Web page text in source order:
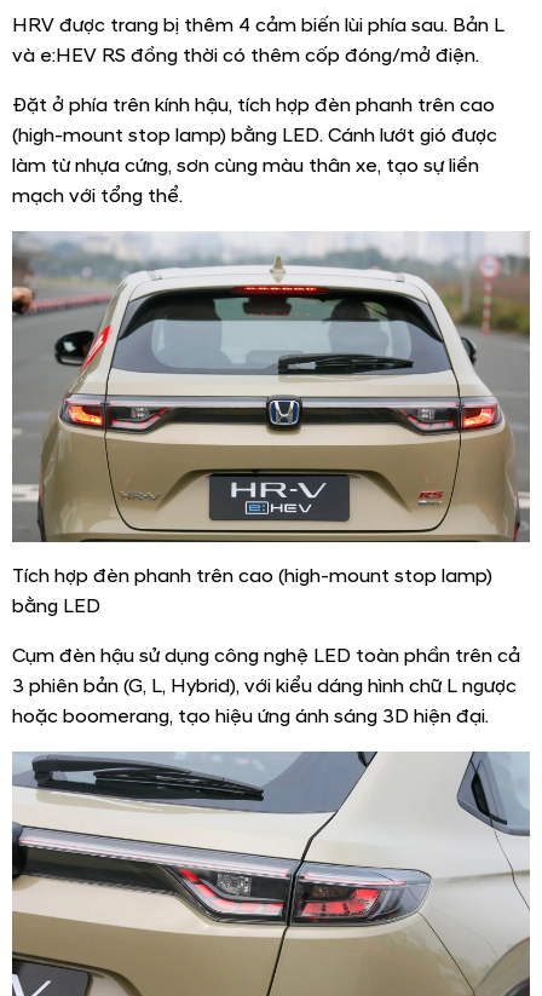
HRV được trang bị thêm 4 cảm biến lùi phía sau. Bản L
và e:HEV RS đồng thời có thêm cốp đóng/mở điện.
Đặt ở phía trên kính hậu, tích hợp đèn phanh trên cao
(high-mount stop lamp) bằng LED. Cánh lướt gió được
làm từ nhựa cứng, sơn cùng màu thân xe, tạo sự liền
mạch với tổng thể.
Tích hợp đèn phanh trên cao (high-mount stop lamp)
bằng LED
Cụm đèn hậu sử dụng công nghệ LED toàn phần trên cả
3 phiên bản (G, L, Hybrid), với kiểu dáng hình chữ L ngược
hoặc boomerang, tạo hiệu ứng ánh sáng 3D hiện đại.